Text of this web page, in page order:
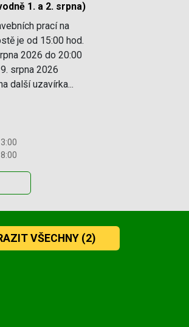
1. a 2. srpna)
prací na
je od 15:00 hod.
2026 do 20:00
srpna 2026
další uzavírka...
VŠECHNY(2)